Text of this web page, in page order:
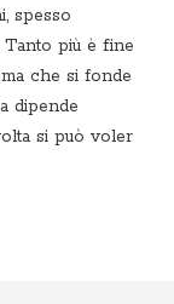
spesso
più è fine
che si fonde
dipende
si può voler